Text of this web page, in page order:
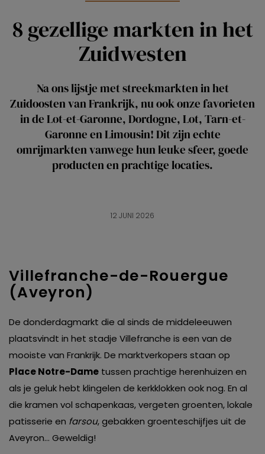
8 gezellige markten in het
Zuidwesten
Na ons lijstje met streekmarkten in het
Zuidoosten van Frankrijk, nu ook onze favorieten
in de Lot-et-Garonne, Dordogne, Lot, Tarn-et-
Garonne en Limousin! Dit zijn echte
omrijmarkten vanwege hun leuke sfeer, goede
producten en prachtige locaties.
12 JUNI 2026
Villefranche-de-Rouergue
(Aveyron)
De donderdagmarkt die al sinds de middeleeuwen
plaatsvindt in het stadje Villefranche is een van de
mooiste van Frankrijk. De marktverkopers staan op
Place Notre-Dame tussen prachtige herenhuizen en
als je geluk hebt klingelen de kerkklokken ook nog. En al
die kramen vol schapenkaas, vergeten groenten, lokale
patisserie en farsou, gebakken groenteschijfjes uit de
Aveyron… Geweldig!